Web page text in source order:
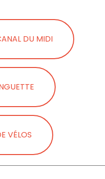
DU MIDI
VÉLOS